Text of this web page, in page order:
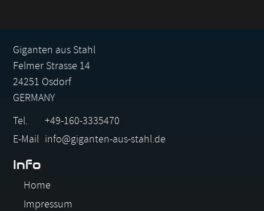
Giganten aus Stahl
Felmer Strasse 14
24251 Osdorf
GERMANY
Tel.
+49-160-3335470
E-Mail info@giganten-aus-stahl.de
Info
Navigation
überspringen
Home
Impressum